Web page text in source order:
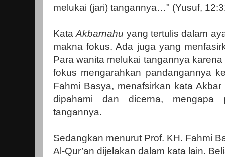
melukai (jari) tangannya…" (Yusuf,
KataAkbarnahu yang tertulis dalam
makna fokus. Ada juga yang
Para wanita melukai tangannya
fokus mengarahkan pandangannya
Fahmi Basya, menafsirkan kata
dipahami dan dicerna,
tangannya.
Sedangkan menurut Prof. KH. Fahmi
Al-Qur’an dijelakan dalam kata lain.